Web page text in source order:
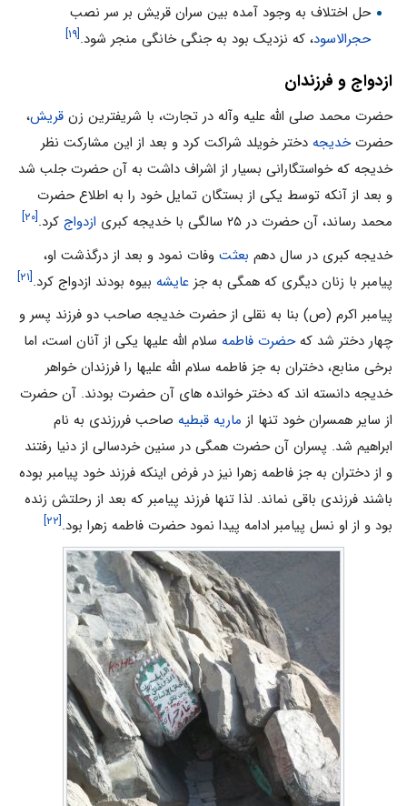
حل اختلاف به وجود آمده بین سران قریش بر سر نصب
حجرالاسود، که نزدیک بود به جنگی خانگی منجر شود.[۱۹]
ازدواج و فرزندان
حضرت محمد صلی الله علیه وآله در تجارت، با شریفترین زن قریش،
حضرتخدیجه دختر خویلد شراکت کرد و بعد از این مشارکت نظر
خدیجه که خواستگارانی بسیار از اشراف داشت به آن حضرت جلب شد
و بعد از آنکه توسط یکی از بستگان تمایل خود را به اطلاع حضرت
محمد رساند، آن حضرت در ۲۵ سالگی با خدیجه کبری
ازدواج کرد.[۲۰]
خدیجه کبری در سال دهم بعثت وفات نمود و بعد از درگذشت او،
پیامبر با زنان دیگری که همگی به جز عایشه بیوه بودند ازدواج کرد.[۲۱]
پیامبر اکرم (ص) بنا به نقلی از حضرت خدیجه صاحب دو فرزند پسر و
چهار دختر شد کهحضرت فاطمه سلام الله علیها یکی از آنان است، اما
برخی منابع، دختران به جز فاطمه سلام الله علیها را فرزندان خواهر
خدیجه دانسته اند که دختر خوانده های آن حضرت بودند. آن حضرت
از سایر همسران خود تنها از ماریه قبطیه صاحب فررزندی به نام
ابراهیم شد. پسران آن حضرت همگی در سنین خردسالی از دنیا رفتند
و از دختران به جز فاطمه زهرا نیز در فرض اینکه فرزند خود پیامبر بوده
باشند فرزندی باقی نماند. لذا تنها فرزند پیامبر که بعد از رحلتش زنده
بود و از او نسل پیامبر ادامه پیدا نمود حضرت فاطمه زهرا بود.[۲۲]